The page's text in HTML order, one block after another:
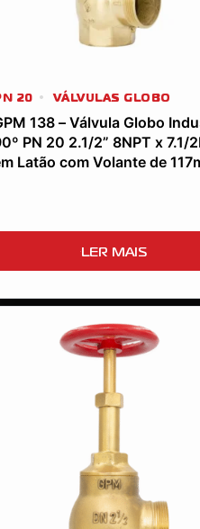
20 VÁLVULAS GLOBO
138 – Válvula Globo
PN 20 2.1/2” 8NPT x 7.1/
Latão com Volante de
LER MAIS